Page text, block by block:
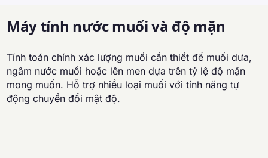
Máy tính nước muối và độ mặn
Tính toán chính xác lượng muối cần thiết để muối dưa,
ngâm nước muối hoặc lên men dựa trên tỷ lệ độ mặn
mong muốn. Hỗ trợ nhiều loại muối với tính năng tự
động chuyển đổi mật độ.